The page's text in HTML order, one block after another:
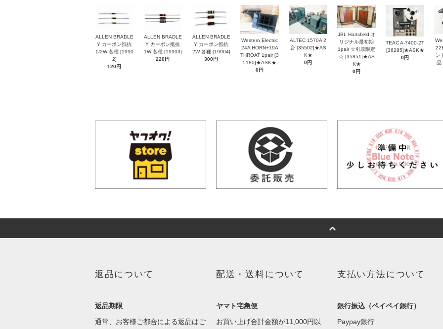
ALLEN BRADLE
Y カーボン抵抗
1/2W 各種 [1990
2]
120円
ALLEN BRADLE
Y カーボン抵抗
1W 各種 [19903]
220円
ALLEN BRADLE
Y カーボン抵抗
2W 各種 [19904]
300円
Western Electric
24A HORN+19A
THROAT 1pair [3
5180]★ASK★
0円
ALTEC 1570A 2
台 [35502]★AS
K★
0円
JBL Hartsfield オ
リジナル最初期
1pair ☆引取限定
☆ [35851]★AS
K★
0円
TEAC A-7400-2T
[36285]★ASK★
0円
ン
品
返品について
返品期限
通常、お客様ご都合による返品はご
配送・送料について
ヤマト宅急便
お買い上げ合計金額が11,000円以
支払い方法について
銀行振込（ペイペイ銀行）
Paypay銀行